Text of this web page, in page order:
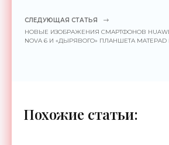
СЛЕДУЮЩАЯ СТАТЬЯ
НОВЫЕ ИЗОБРАЖЕНИЯ СМАРТФОНОВ HUAWEI
NOVA 6 И «ДЫРЯВОГО» ПЛАНШЕТА
Похожие статьи: